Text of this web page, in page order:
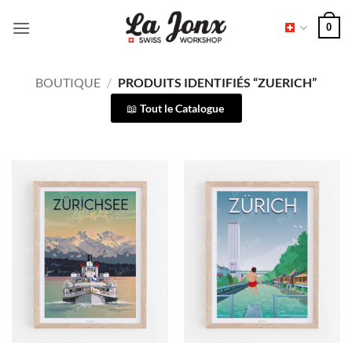
0
BOUTIQUE / PRODUITS IDENTIFIÉS “ZUERICH”
Tout le Catalogue